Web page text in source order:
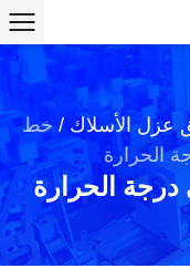
عزل الأسلاك /خط
الحرارة
الحرارة